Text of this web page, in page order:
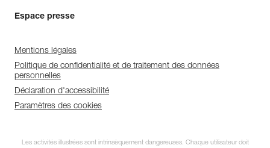
Espace presse
Mentions légales
Politique de confidentialité et de traitement des données
personnelles
Déclaration d'accessibilité
Paramètres des cookies
Les activités illustrées sont intrinsèquement dangereuses. Chaque utilisateur doit